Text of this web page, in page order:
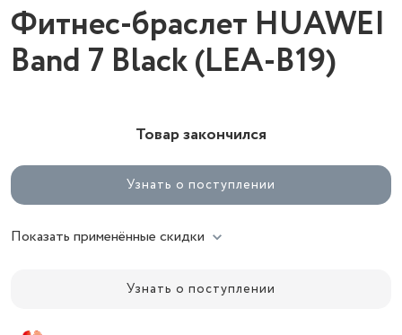
Фитнес-браслет HUAWEI
Band 7 Black (LEA-B19)
Товар закончился
Узнать о поступлении
Показать применённые скидки
Узнать о поступлении